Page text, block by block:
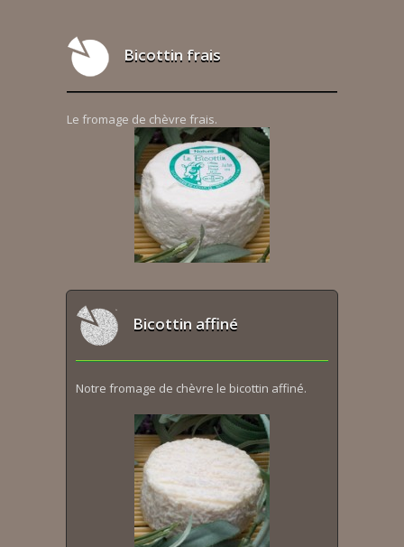
Bicottin frais
Le fromage de chèvre frais.
Bicottin affiné
Notre fromage de chèvre le bicottin affiné.